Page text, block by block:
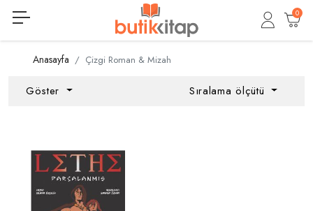
0
Anasayfa Çizgi Roman & Mizah
Göster Sıralama ölçütü